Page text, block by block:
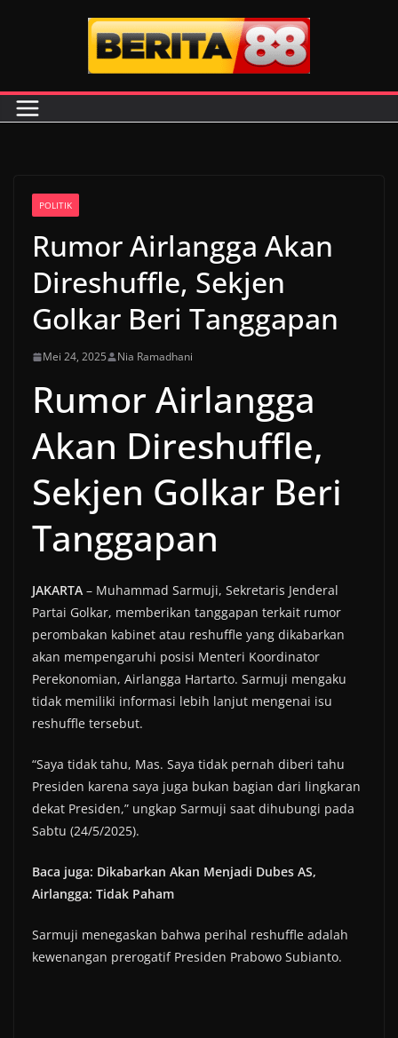
POLITIK
Rumor Airlangga Akan
Direshuffle, Sekjen
Golkar Beri Tanggapan
Mei 24, 2025 Nia Ramadhani
Rumor Airlangga
Akan Direshuffle,
Sekjen Golkar Beri
Tanggapan
JAKARTA – Muhammad Sarmuji, Sekretaris Jenderal
Partai Golkar, memberikan tanggapan terkait rumor
perombakan kabinet atau reshuffle yang dikabarkan
akan mempengaruhi posisi Menteri Koordinator
Perekonomian, Airlangga Hartarto. Sarmuji mengaku
tidak memiliki informasi lebih lanjut mengenai isu
reshuffle tersebut.
“Saya tidak tahu, Mas. Saya tidak pernah diberi tahu
Presiden karena saya juga bukan bagian dari lingkaran
dekat Presiden,” ungkap Sarmuji saat dihubungi pada
Sabtu (24/5/2025).
Baca juga: Dikabarkan Akan Menjadi Dubes AS,
Airlangga: Tidak Paham
Sarmuji menegaskan bahwa perihal reshuffle adalah
kewenangan prerogatif Presiden Prabowo Subianto.